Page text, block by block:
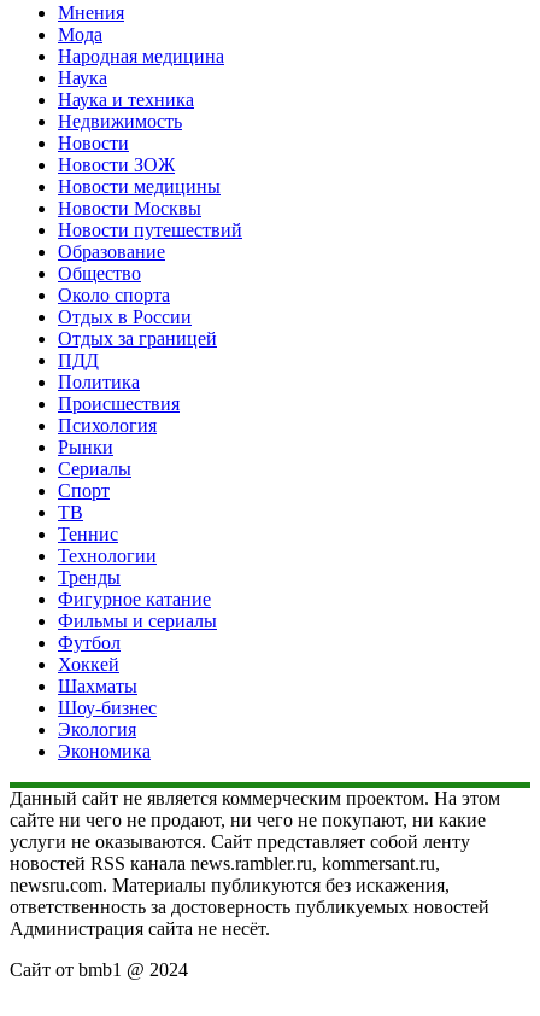
Мнения
Мода
Народная медицина
Наука
Наука и техника
Недвижимость
Новости
Новости ЗОЖ
Новости медицины
Новости Москвы
Новости путешествий
Образование
Общество
Около спорта
Отдых в России
Отдых за границей
ПДД
Политика
Происшествия
Психология
Рынки
Сериалы
Спорт
ТВ
Теннис
Технологии
Тренды
Фигурное катание
Фильмы и сериалы
Футбол
Хоккей
Шахматы
Шоу-бизнес
Экология
Экономика
Данный сайт не является коммерческим проектом. На этом
сайте ни чего не продают, ни чего не покупают, ни какие
услуги не оказываются. Сайт представляет собой ленту
новостей RSS канала news.rambler.ru, kommersant.ru,
newsru.com. Материалы публикуются без искажения,
ответственность за достоверность публикуемых новостей
Администрация сайта не несёт.
Сайт от bmb1 @ 2024